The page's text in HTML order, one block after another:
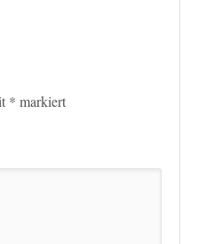
* markiert